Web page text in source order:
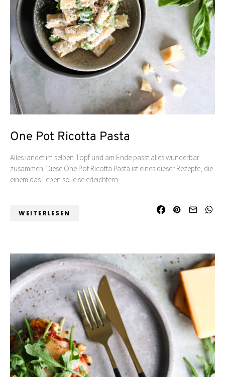
One Pot Ricotta Pasta
Alles landet im selben Topf und am Ende passt alles wunderbar
zusammen. Diese One Pot Ricotta Pasta ist eines dieser Rezepte, die
einem das Leben so leise erleichtern.
WEITERLESEN